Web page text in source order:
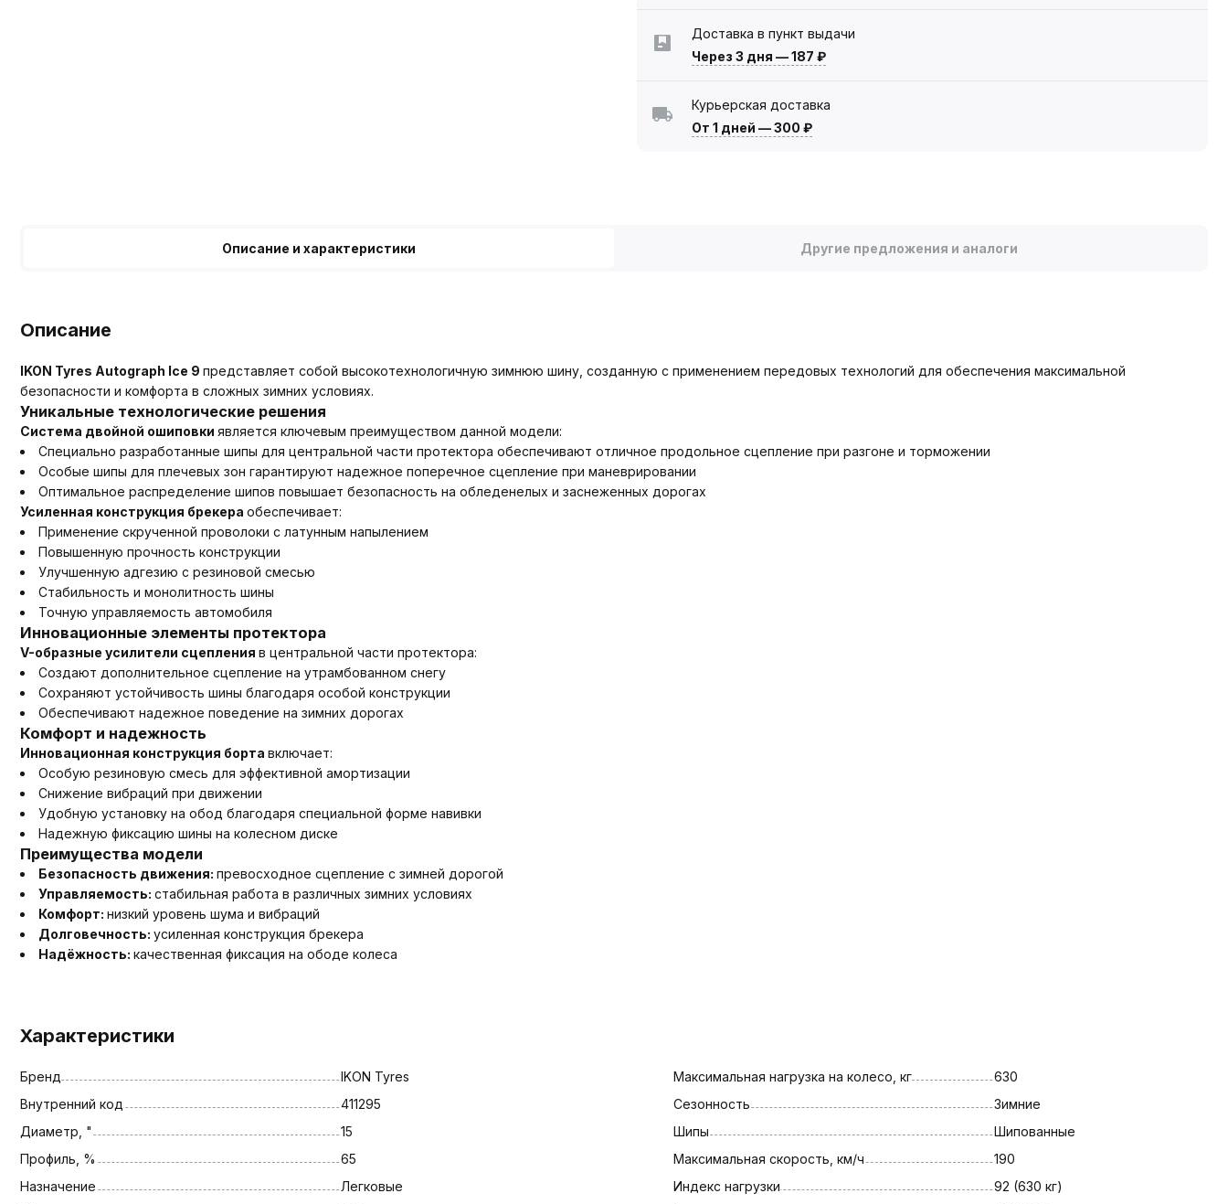
Доставка в пункт выдачи
Через 3 дня —187 ₽
Курьерская доставка
От 1 дней —300 ₽
Описание и характеристики Другие предложения и аналоги
Описание
IKON Tyres Autograph Ice 9 представляет собой высокотехнологичную зимнюю шину, созданную с применением передовых технологий для обеспечения максимальной
безопасности и комфорта в сложных зимних условиях.
Уникальные технологические решения
Система двойной ошиповки является ключевым преимуществом данной модели:
Специально разработанные шипы для центральной части протектора обеспечивают отличное продольное сцепление при разгоне и торможении
Особые шипы для плечевых зон гарантируют надежное поперечное сцепление при маневрировании
Оптимальное распределение шипов повышает безопасность на обледенелых и заснеженных дорогах
Усиленная конструкция брекера обеспечивает:
Применение скрученной проволоки с латунным напылением
Повышенную прочность конструкции
Улучшенную адгезию с резиновой смесью
Стабильность и монолитность шины
Точную управляемость автомобиля
Инновационные элементы протектора
V-образные усилители сцепления в центральной части протектора:
Создают дополнительное сцепление на утрамбованном снегу
Сохраняют устойчивость шины благодаря особой конструкции
Обеспечивают надежное поведение на зимних дорогах
Комфорт и надежность
Инновационная конструкция борта включает:
Особую резиновую смесь для эффективной амортизации
Снижение вибраций при движении
Удобную установку на обод благодаря специальной форме навивки
Надежную фиксацию шины на колесном диске
Преимущества модели
Безопасность движения: превосходное сцепление с зимней дорогой
Управляемость: стабильная работа в различных зимних условиях
Комфорт: низкий уровень шума и вибраций
Долговечность: усиленная конструкция брекера
Надёжность: качественная фиксация на ободе колеса
Характеристики
Бренд
IKON Tyres
Внутренний код
411295
Диаметр, "
15
Профиль, %
65
Назначение
Легковые
Максимальная нагрузка на колесо, кг
630
Сезонность
Зимние
Шипы
Шипованные
Максимальная скорость, км/ч
190
Индекс нагрузки
92 (630 кг)